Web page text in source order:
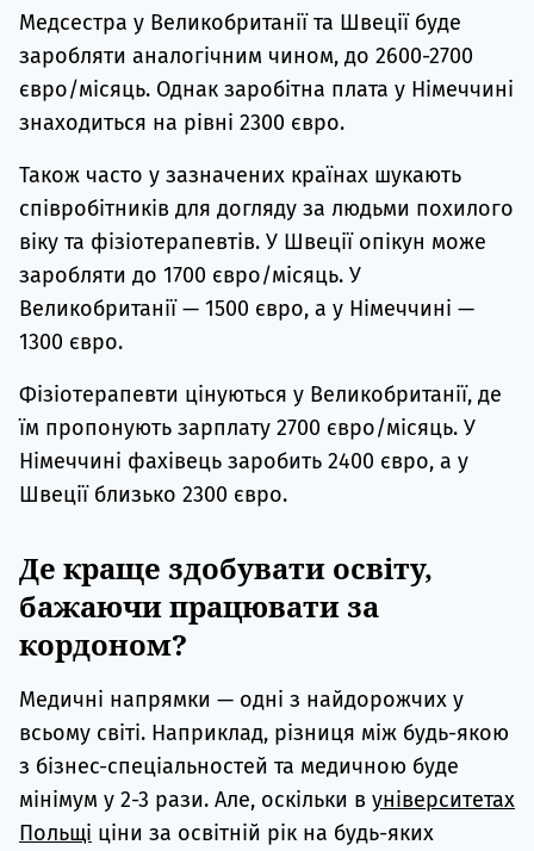
Медсестра у Великобританії та Швеції буде
заробляти аналогічним чином, до 2600-2700
євро/місяць. Однак заробітна плата у Німеччині
знаходиться на рівні 2300 євро.
Також часто у зазначених країнах шукають
співробітників для догляду за людьми похилого
віку та фізіотерапевтів. У Швеції опікун може
заробляти до 1700 євро/місяць. У
Великобританії — 1500 євро, а у Німеччині —
1300 євро.
Фізіотерапевти цінуються у Великобританії, де
їм пропонують зарплату 2700 євро/місяць. У
Німеччині фахівець заробить 2400 євро, а у
Швеції близько 2300 євро.
Де краще здобувати освіту,
бажаючи працювати за
кордоном?
Медичні напрямки — одні з найдорожчих у
всьому світі. Наприклад, різниця між будь-якою
з бізнес-спеціальностей та медичною буде
мінімум у 2-3 рази. Але, оскільки в університетах
Польщі ціни за освітній рік на будь-яких